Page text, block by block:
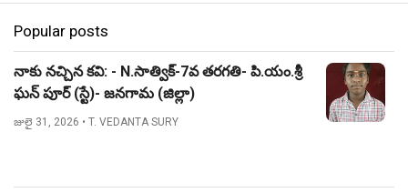
Popular posts
నాకు నచ్చిన కవి: - N.సాత్విక్-7వ తరగతి- పి.యం.శ్రీ
ఘన్ పూర్ (స్టే)- జనగామ (జిల్లా)
జులై 31, 2026 • T. VEDANTA SURY